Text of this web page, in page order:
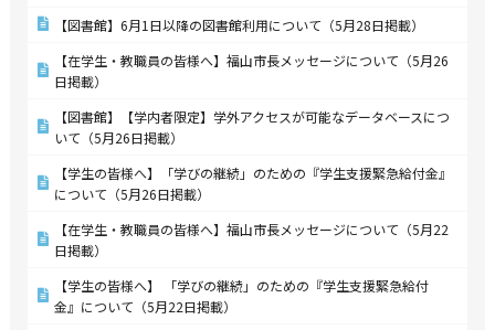
【図書館】6月1日以降の図書館利用について（5月28日掲載）
【在学生・教職員の皆様へ】福山市長メッセージについて（5月26
日掲載）
【図書館】【学内者限定】学外アクセスが可能なデータベースにつ
いて（5月26日掲載）
【学生の皆様へ】「学びの継続」のための『学生支援緊急給付金』
について（5月26日掲載）
【在学生・教職員の皆様へ】福山市長メッセージについて（5月22
日掲載）
【学生の皆様へ】 「学びの継続」のための『学生支援緊急給付
金』について（5月22日掲載）